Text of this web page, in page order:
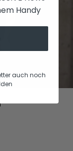
Handy
auch noch